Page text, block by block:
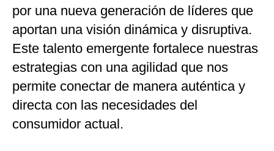
por una nueva generación de líderes que
aportan una visión dinámica y disruptiva.
Este talento emergente fortalece nuestras
estrategias con una agilidad que nos
permite conectar de manera auténtica y
directa con las necesidades del
consumidor actual.